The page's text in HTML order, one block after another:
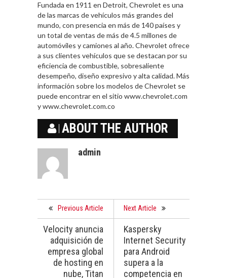
Fundada en 1911 en Detroit, Chevrolet es una
de las marcas de vehículos más grandes del
mundo, con presencia en más de 140 países y
un total de ventas de más de 4.5 millones de
automóviles y camiones al año. Chevrolet ofrece
a sus clientes vehículos que se destacan por su
eficiencia de combustible, sobresaliente
desempeño, diseño expresivo y alta calidad. Más
información sobre los modelos de Chevrolet se
puede encontrar en el sitio www.chevrolet.com
y www.chevrolet.com.co
ABOUT THE AUTHOR
admin
Previous Article
Velocity anuncia
adquisición de
empresa global
de hosting en
nube, Titan
Next Article
Kaspersky
Internet Security
para Android
supera a la
competencia en